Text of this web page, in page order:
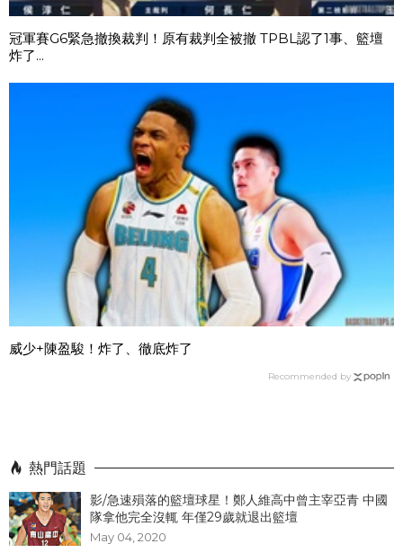
冠軍賽G6緊急撤換裁判！原有裁判全被撤 TPBL認了1事、籃壇
炸了...
威少+陳盈駿！炸了、徹底炸了
Recommended by
熱門話題
影/急速殞落的籃壇球星！鄭人維高中曾主宰亞青 中國
隊拿他完全沒輒 年僅29歲就退出籃壇
May 04, 2020